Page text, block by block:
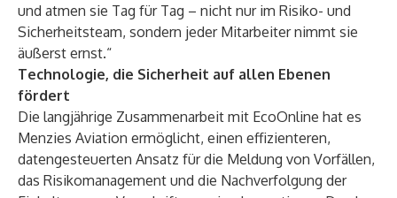
und atmen sie Tag für Tag – nicht nur im Risiko- und
Sicherheitsteam, sondern jeder Mitarbeiter nimmt sie
äußerst ernst.“
Technologie, die Sicherheit auf allen Ebenen
fördert
Die langjährige Zusammenarbeit mit EcoOnline hat es
Menzies Aviation ermöglicht, einen effizienteren,
datengesteuerten Ansatz für die Meldung von Vorfällen,
das Risikomanagement und die Nachverfolgung der